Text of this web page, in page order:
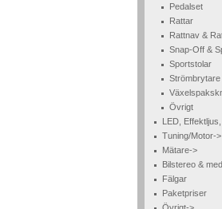
Pedalset
Rattar
Rattnav &
Snap-Off &
Sportstolar
Strömbrytare
Övrigt
LED,
Tuning/Motor->
Mätare->
Bilstereo &
Fälgar
Paketpriser